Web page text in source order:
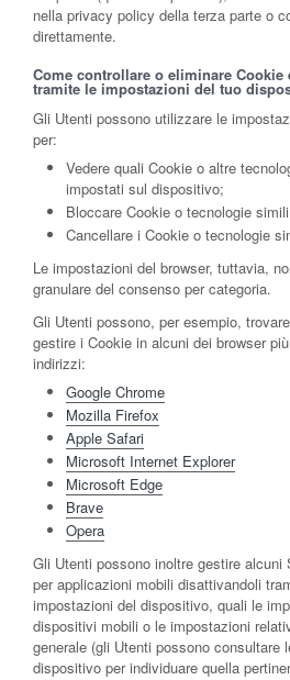
nella privacy policy della terza parte o
direttamente.
Come controllare o eliminare
tramite le impostazioni del tuo
Gli Utenti possono utilizzare le
per:
Vedere quali Cookie o altre
impostati sul dispositivo;
Bloccare Cookie o tecnologie
Cancellare i Cookie o tecnologie
Le impostazioni del browser, tuttavia,
granulare del consenso per categoria.
Gli Utenti possono, per esempio,
gestire i Cookie in alcuni dei browser
indirizzi:
Google Chrome
Mozilla Firefox
Apple Safari
Microsoft Internet Explorer
Microsoft Edge
Brave
Opera
Gli Utenti possono inoltre gestire alcuni
per applicazioni mobili disattivandoli
impostazioni del dispositivo, quali le
dispositivi mobili o le impostazioni
generale (gli Utenti possono consultare
dispositivo per individuare quella